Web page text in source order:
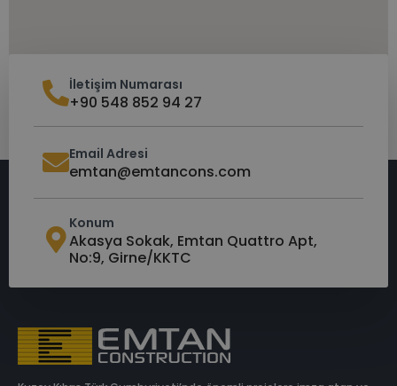
İletişim Numarası
+90 548 852 94 27
Email Adresi
emtan@emtancons.com
Konum
Akasya Sokak, Emtan Quattro Apt,
No:9, Girne/KKTC